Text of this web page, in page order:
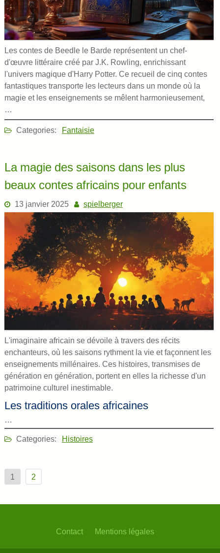
Les contes de Beedle le Barde représentent un chef-
d'œuvre littéraire créé par J.K. Rowling, enrichissant
l'univers magique d'Harry Potter. Ce recueil de cinq contes
fantastiques transporte les lecteurs dans un monde où la
magie et les enseignements se mêlent harmonieusement,
…
Categories: Fantaisie
La magie des saisons dans les plus
beaux contes africains pour enfants
13 janvier 2025 spielberger
L'imaginaire africain se dévoile à travers des récits
enchanteurs, où les saisons rythment la vie et façonnent les
enseignements millénaires. Ces histoires, transmises de
génération en génération, portent en elles la richesse d'un
patrimoine culturel inestimable.
Les traditions orales africaines
…
Categories:
Histoires
Pagination
des
1 2
Contact Mentions légales